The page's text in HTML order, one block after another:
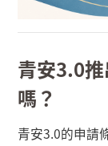
青安3.0
嗎 ？
青安3.0的申請